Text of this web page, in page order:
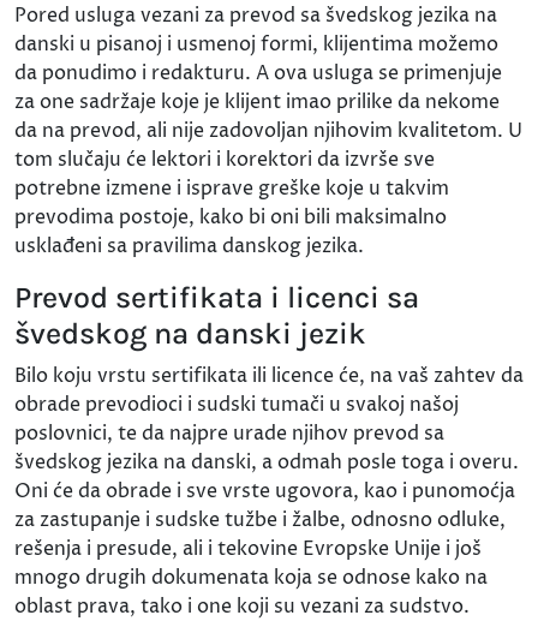
Pored usluga vezani za prevod sa švedskog jezika na
danski u pisanoj i usmenoj formi, klijentima možemo
da ponudimo i redakturu. A ova usluga se primenjuje
za one sadržaje koje je klijent imao prilike da nekome
da na prevod, ali nije zadovoljan njihovim kvalitetom. U
tom slučaju će lektori i korektori da izvrše sve
potrebne izmene i isprave greške koje u takvim
prevodima postoje, kako bi oni bili maksimalno
usklađeni sa pravilima danskog jezika.
Prevod sertifikata i licenci sa
švedskog na danski jezik
Bilo koju vrstu sertifikata ili licence će, na vaš zahtev da
obrade prevodioci i sudski tumači u svakoj našoj
poslovnici, te da najpre urade njihov prevod sa
švedskog jezika na danski, a odmah posle toga i overu.
Oni će da obrade i sve vrste ugovora, kao i punomoćja
za zastupanje i sudske tužbe i žalbe, odnosno odluke,
rešenja i presude, ali i tekovine Evropske Unije i još
mnogo drugih dokumenata koja se odnose kako na
oblast prava, tako i one koji su vezani za sudstvo.